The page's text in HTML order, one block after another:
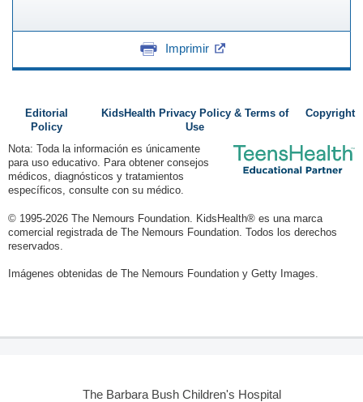
Imprimir
Editorial
Policy
KidsHealth Privacy Policy & Terms of
Use
Copyright
Nota: Toda la información es únicamente
para uso educativo. Para obtener consejos
médicos, diagnósticos y tratamientos
específicos, consulte con su médico.
© 1995-2026 The Nemours Foundation. KidsHealth® es una marca
comercial registrada de The Nemours Foundation. Todos los derechos
reservados.
Imágenes obtenidas de The Nemours Foundation y Getty Images.
The Barbara Bush Children's Hospital